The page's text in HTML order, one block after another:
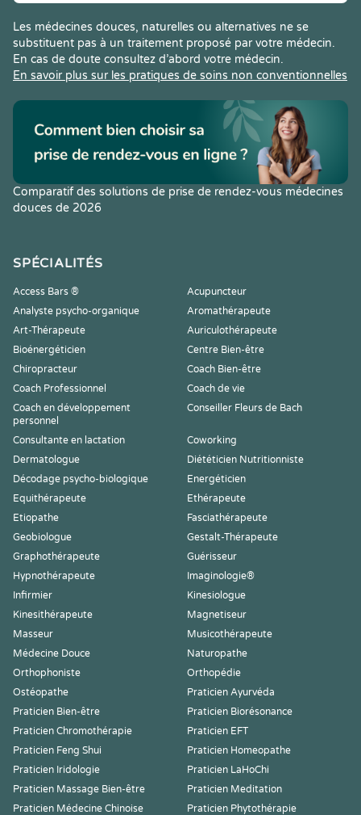
Les médecines douces, naturelles ou alternatives ne se
substituent pas à un traitement proposé par votre médecin.
En cas de doute consultez d’abord votre médecin.
En savoir plus sur les pratiques de soins non conventionnelles
Comparatif des solutions de prise de rendez-vous médecines
douces de 2026
SPÉCIALITÉS
Access Bars ®
Acupuncteur
Analyste psycho-organique
Aromathérapeute
Art-Thérapeute
Auriculothérapeute
Bioénergéticien
Centre Bien-être
Chiropracteur
Coach Bien-être
Coach Professionnel
Coach de vie
Coach en développement
personnel
Conseiller Fleurs de Bach
Consultante en lactation
Coworking
Dermatologue
Diététicien Nutritionniste
Décodage psycho-biologique
Energéticien
Equithérapeute
Ethérapeute
Etiopathe
Fasciathérapeute
Geobiologue
Gestalt-Thérapeute
Graphothérapeute
Guérisseur
Hypnothérapeute
Imaginologie®
Infirmier
Kinesiologue
Kinesithérapeute
Magnetiseur
Masseur
Musicothérapeute
Médecine Douce
Naturopathe
Orthophoniste
Orthopédie
Ostéopathe
Praticien Ayurvéda
Praticien Bien-être
Praticien Biorésonance
Praticien Chromothérapie
Praticien EFT
Praticien Feng Shui
Praticien Homeopathe
Praticien Iridologie
Praticien LaHoChi
Praticien Massage Bien-être
Praticien Meditation
Praticien Médecine Chinoise
Praticien Phytothérapie